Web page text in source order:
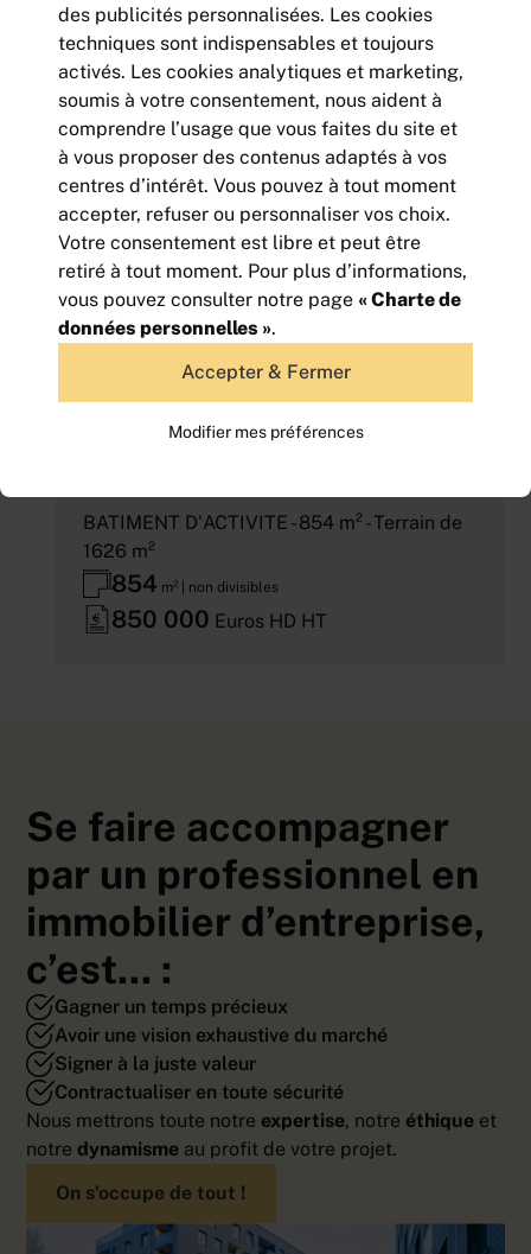
BATIMENT D'ACTIVITE INDEPENDANT
TERRAIN DE 2000m²
400m² | non divisibles
450 000Euros HD HT
BATIMENT D'ACTIVITE - 854 m² - Terrain de
1626 m²
854 m² | non divisibles
850 000 Euros HD HT
Se faire accompagner
par un professionnel en
immobilier d’entreprise,
c’est... :
Gagner un temps précieux
Avoir une vision exhaustive du marché
Signer à la juste valeur
Contractualiser en toute sécurité
Nous mettrons toute notre expertise, notre éthique et
notre dynamisme au profit de votre projet.
On s'occupe de tout !
des publicités personnalisées. Les cookies
techniques sont indispensables et toujours
activés. Les cookies analytiques et marketing,
soumis à votre consentement, nous aident à
comprendre l’usage que vous faites du site et
à vous proposer des contenus adaptés à vos
centres d’intérêt. Vous pouvez à tout moment
accepter, refuser ou personnaliser vos choix.
Votre consentement est libre et peut être
retiré à tout moment. Pour plus d’informations,
vous pouvez consulter notre page « Charte de
données personnelles ».
Accepter & Fermer
Modifier mes préférences